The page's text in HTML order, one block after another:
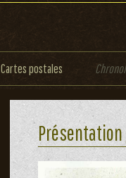
Cartes postales